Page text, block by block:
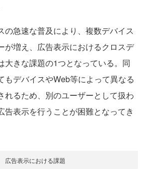
急速な普及により、複数デバイス
が増え、広告表示におけるクロスデ
大きな課題の1つとなっている。同
もデバイスやWeb等によって異なる
れるため、別のユーザーとして扱わ
告表示を行うことが困難となってき
広告表示における課題